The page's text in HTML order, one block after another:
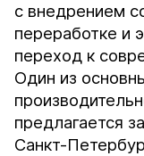
с внедрением
переработке и
переход к
Один из
предлагается
Санкт-